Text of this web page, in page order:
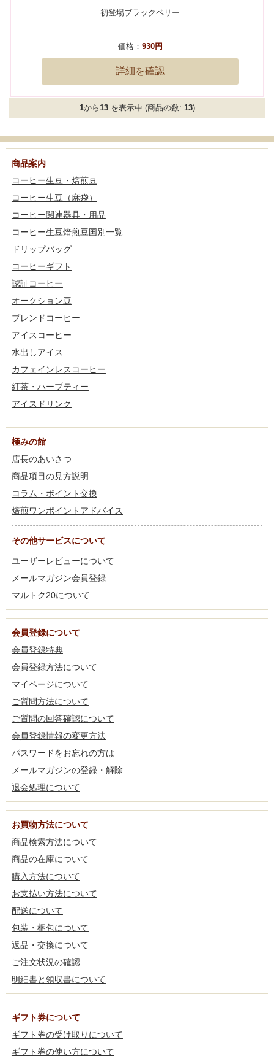
初登場ブラックベリー
価格： 930円
詳細を確認
1から 13を表示中 (商品の数: 13)
商品案内
コーヒー生豆・焙煎豆
コーヒー生豆（麻袋）
コーヒー関連器具・用品
コーヒー生豆焙煎豆国別一覧
ドリップバッグ
コーヒーギフト
認証コーヒー
オークション豆
ブレンドコーヒー
アイスコーヒー
水出しアイス
カフェインレスコーヒー
紅茶・ハーブティー
アイスドリンク
極みの館
店長のあいさつ
商品項目の見方説明
コラム・ポイント交換
焙煎ワンポイントアドバイス
その他サービスについて
ユーザーレビューについて
メールマガジン会員登録
マルトク20について
会員登録について
会員登録特典
会員登録方法について
マイページについて
ご質問方法について
ご質問の回答確認について
会員登録情報の変更方法
パスワードをお忘れの方は
メールマガジンの登録・解除
退会処理について
お買物方法について
商品検索方法について
商品の在庫について
購入方法について
お支払い方法について
配送について
包装・梱包について
返品・交換について
ご注文状況の確認
明細書と領収書について
ギフト券について
ギフト券の受け取りについて
ギフト券の使い方について